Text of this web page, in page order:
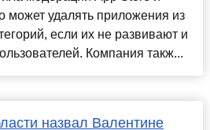
может удалять приложения из
если их не развивают и
Компания такж...
назвал Валентине